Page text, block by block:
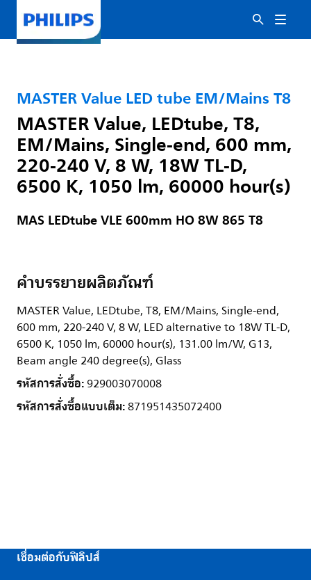
MASTER Value LED tube EM/Mains T8
MASTER Value, LEDtube, T8,
EM/Mains, Single-end, 600 mm,
220-240 V, 8 W, 18W TL-D,
6500 K, 1050 lm, 60000 hour(s)
MAS LEDtube VLE 600mm HO 8W 865 T8
คำบรรยายผลิตภัณฑ์
MASTER Value, LEDtube, T8, EM/Mains, Single-end,
600 mm, 220-240 V, 8 W, LED alternative to 18W TL-D,
6500 K, 1050 lm, 60000 hour(s), 131.00 lm/W, G13,
Beam angle 240 degree(s), Glass
รหัสการสั่งซื้อ:929003070008
รหัสการสั่งซื้อแบบเต็ม:871951435072400
เชื่อมต่อกับฟิลิปส์